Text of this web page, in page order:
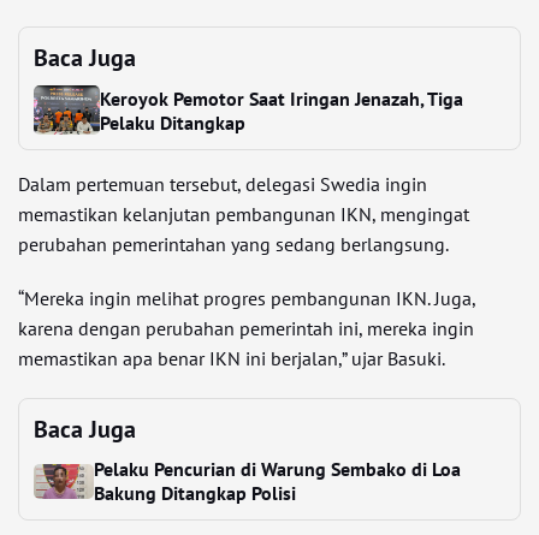
Baca Juga
Keroyok Pemotor Saat Iringan Jenazah, Tiga
Pelaku Ditangkap
Dalam pertemuan tersebut, delegasi Swedia ingin
memastikan kelanjutan pembangunan IKN, mengingat
perubahan pemerintahan yang sedang berlangsung.
“Mereka ingin melihat progres pembangunan IKN. Juga,
karena dengan perubahan pemerintah ini, mereka ingin
memastikan apa benar IKN ini berjalan,” ujar Basuki.
Baca Juga
Pelaku Pencurian di Warung Sembako di Loa
Bakung Ditangkap Polisi